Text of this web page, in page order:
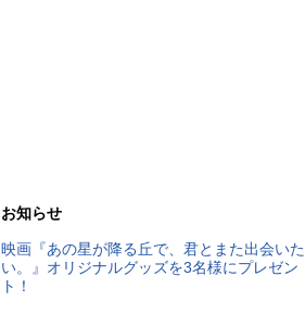
お知らせ
映画『あの星が降る丘で、君とまた出会いた
い。』オリジナルグッズを3名様にプレゼン
ト！